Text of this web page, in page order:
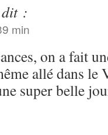
dit :
min
on a fait
allé dans le
super belle